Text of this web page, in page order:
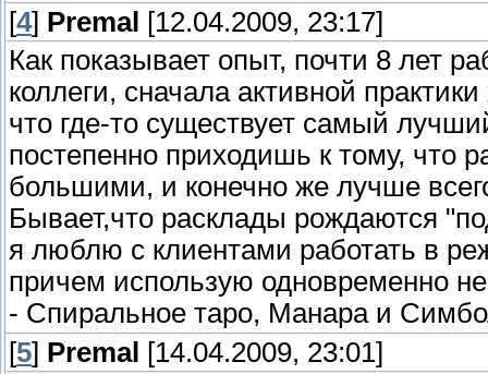
[4] Premal
[12.04.2009, 23:17]
Как показывает опыт, почти 8 лет
коллеги, сначала активной
что где-то существует самый
постепенно приходишь к тому, что
большими, и конечно же лучше
Бывает,что расклады рождаются
я люблю с клиентами работать в
причем использую одновременно
- Спиральное таро, Манара и
[5] Premal
[14.04.2009, 23:01]